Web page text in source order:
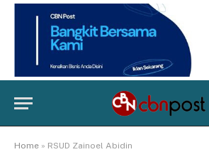
Home » RSUD Zainoel Abidin